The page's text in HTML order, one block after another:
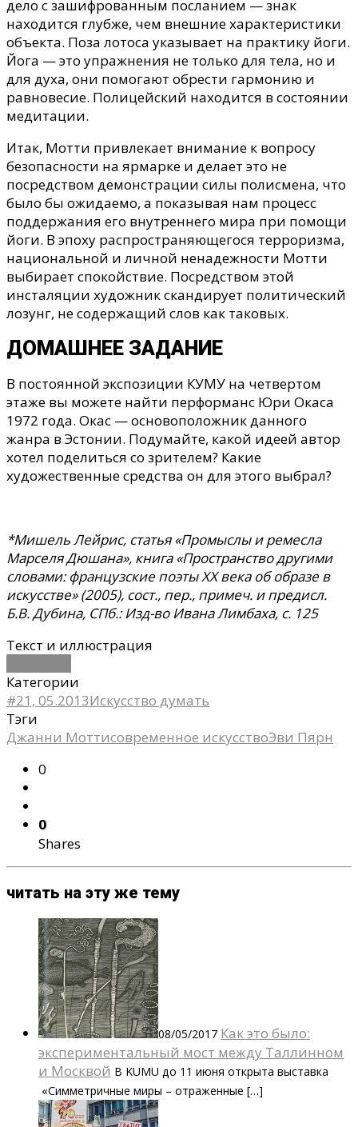
дело с зашифрованным посланием — знак
находится глубже, чем внешние характеристики
объекта. Поза лотоса указывает на практику йоги.
Йога — это упражнения не только для тела, но и
для духа, они помогают обрести гармонию и
равновесие. Полицейский находится в состоянии
медитации.
Итак, Мотти привлекает внимание к вопросу
безопасности на ярмарке и делает это не
посредством демонстрации силы полисмена, что
было бы ожидаемо, а показывая нам процесс
поддержания его внутреннего мира при помощи
йоги. В эпоху распространяющегося терроризма,
национальной и личной ненадежности Мотти
выбирает спокойствие. Посредством этой
инсталяции художник скандирует политический
лозунг, не содержащий слов как таковых.
ДОМАШНЕЕ ЗАДАНИЕ
В постоянной экспозиции КУМУ на четвертом
этаже вы можете найти перформанс Юри Окаса
1972 года. Окас — основоположник данного
жанра в Эстонии. Подумайте, какой идеей автор
хотел поделиться со зрителем? Какие
художественные средства он для этого выбрал?
*Мишель Лейрис, статья «Промыслы и ремесла
Марселя Дюшана», книга «Пространство другими
словами: французские поэты ХХ века об образе в
искусстве» (2005), сост., пер., примеч. и предисл.
Б.В. Дубина, СПб.: Изд-во Ивана Лимбаха, с. 125
Текст и иллюстрация
Категории
#21, 05.2013Искусство думать
Тэги
Джанни Моттисовременное искусствоЭви Пярн
0
0
Shares
читать на эту же тему
08/05/2017 Как это было:
экспериментальный мост между Таллинном
и Москвой В KUMU до 11 июня открыта выставка
«Симметричные миры – отраженные […]